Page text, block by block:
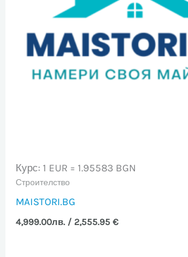
Курс: 1 EUR = 1.95583 BGN
Строителство
MAISTORI.BG
4,999.00лв. / 2,555.95 €